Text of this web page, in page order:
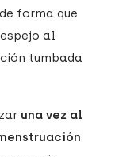
forma que
al
tumbada
una vez al
.